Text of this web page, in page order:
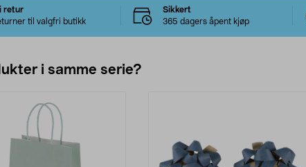
retur
til valgfri butikk
Sikkert
365 dagers åpent kjøp
i samme serie?